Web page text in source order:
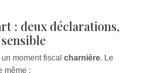
: deux déclarations,
moment fiscal charnière. Le
même :